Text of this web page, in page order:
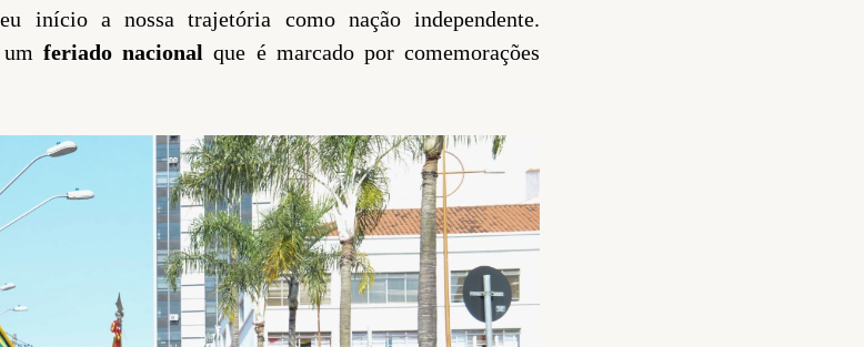
início a nossa trajetória como nação independente.
umferiado nacionalque é marcado por comemorações